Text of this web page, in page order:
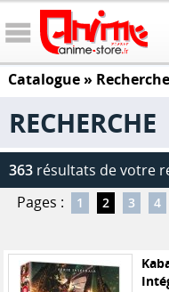
Catalogue»
RECHERCHE
363 résultats de votre
Pages :
1 2 3 4